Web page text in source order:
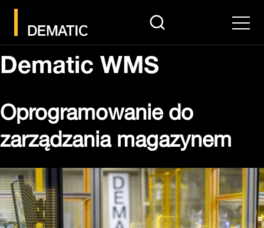
search Menu
Dematic WMS
Oprogramowanie do
zarządzania magazynem